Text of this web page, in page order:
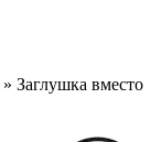
» Заглушка вместо